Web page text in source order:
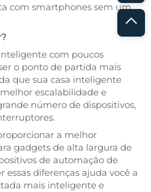
com smartphones sem um
com poucos
o ponto de partida mais
que sua casa inteligente
escalabilidade e
número de dispositivos,
a melhor
gadgets de alta largura de
de automação de
essas diferenças ajuda você a
mais inteligente e